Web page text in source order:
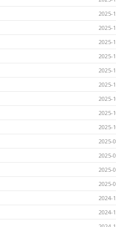
2025-
2025-
2025-
2025-
2025-
2025-
2025-
2025-
2025-
2025-
2025-
2025-
2025-
2024-
2024-